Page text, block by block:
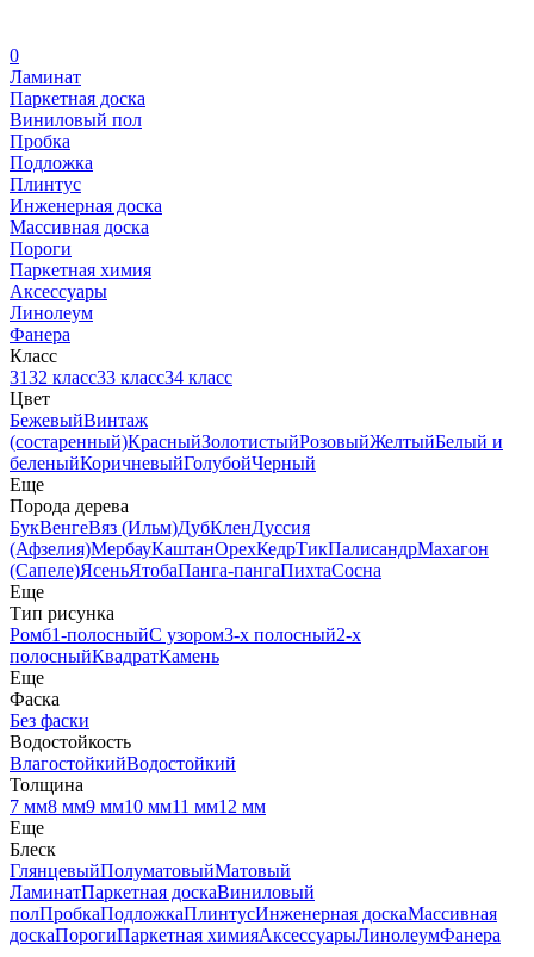
0
Ламинат
Паркетная доска
Виниловый пол
Пробка
Подложка
Плинтус
Инженерная доска
Массивная доска
Пороги
Паркетная химия
Аксессуары
Линолеум
Фанера
Класс
3132 класс33 класс34 класс
Цвет
БежевыйВинтаж
(состаренный)КрасныйЗолотистыйРозовыйЖелтыйБелый и
беленыйКоричневыйГолубойЧерный
Еще
Порода дерева
БукВенгеВяз (Ильм)ДубКленДуссия
(Афзелия)МербауКаштанОрехКедрТикПалисандрМахагон
(Сапеле)ЯсеньЯтобаПанга-пангаПихтаСосна
Еще
Тип рисунка
Ромб1-полосныйС узором3-х полосный2-х
полосныйКвадратКамень
Еще
Фаска
Без фаски
Водостойкость
ВлагостойкийВодостойкий
Толщина
7 мм8 мм9 мм10 мм11 мм12 мм
Еще
Блеск
ГлянцевыйПолуматовыйМатовый
ЛаминатПаркетная доскаВиниловый
полПробкаПодложкаПлинтусИнженерная доскаМассивная
доскаПорогиПаркетная химияАксессуарыЛинолеумФанера